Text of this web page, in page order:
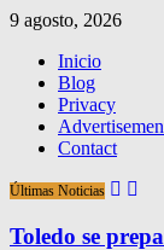
9 agosto, 2026
Inicio
Blog
Privacy
Contact
Últimas Noticias
Toledo se